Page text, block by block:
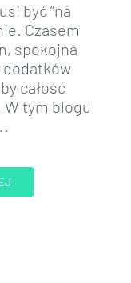
być “na
Czasem
spokojna
dodatków
całość
W tym blogu